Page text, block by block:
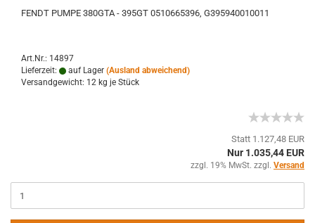
FENDT PUMPE 380GTA - 395GT 0510665396, G395940010011
Art.Nr.: 14897
Lieferzeit:
auf Lager (Ausland abweichend)
Versandgewicht: 12 kg je Stück
Statt 1.127,48 EUR
Nur 1.035,44 EUR
zzgl. 19% MwSt. zzgl. Versand